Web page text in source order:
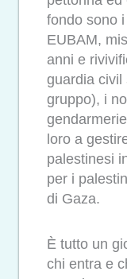
fondo sono
EUBAM,
anni e
guardia civil
gruppo), i
loro a
palestinesi
per i
di Gaza.
È tutto un
chi entra e